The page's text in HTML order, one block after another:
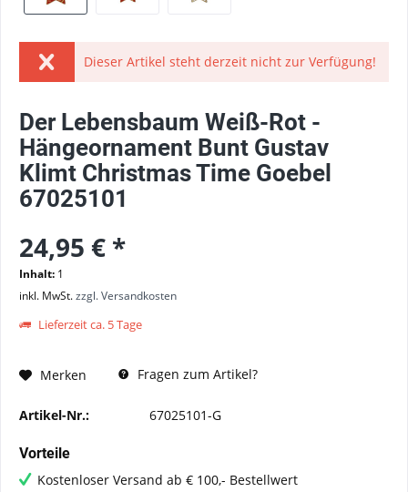
Dieser Artikel steht derzeit nicht zur Verfügung!
Der Lebensbaum Weiß-Rot -
Hängeornament Bunt Gustav
Klimt Christmas Time Goebel
67025101
24,95 € *
Inhalt: 1
inkl. MwSt.zzgl. Versandkosten
Lieferzeit ca. 5 Tage
Merken Fragen zum Artikel?
Artikel-Nr.: 67025101-G
Vorteile
Kostenloser Versand ab € 100,- Bestellwert